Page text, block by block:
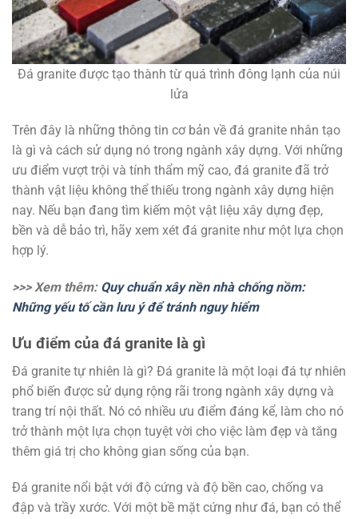
Đá granite được tạo thành từ quá trình đông lạnh của núi
lửa
Trên đây là những thông tin cơ bản về đá granite nhân tạo
là gì và cách sử dụng nó trong ngành xây dựng. Với những
ưu điểm vượt trội và tính thẩm mỹ cao, đá granite đã trở
thành vật liệu không thể thiếu trong ngành xây dựng hiện
nay. Nếu bạn đang tìm kiếm một vật liệu xây dựng đẹp,
bền và dễ bảo trì, hãy xem xét đá granite như một lựa chọn
hợp lý.
>>> Xem thêm: Quy chuẩn xây nền nhà chống nồm:
Những yếu tố cần lưu ý để tránh nguy hiểm
Ưu điểm của đá granite là gì
Đá granite tự nhiên là gì? Đá granite là một loại đá tự nhiên
phổ biến được sử dụng rộng rãi trong ngành xây dựng và
trang trí nội thất. Nó có nhiều ưu điểm đáng kể, làm cho nó
trở thành một lựa chọn tuyệt vời cho việc làm đẹp và tăng
thêm giá trị cho không gian sống của bạn.
Đá granite nổi bật với độ cứng và độ bền cao, chống va
đập và trầy xước. Với một bề mặt cứng như đá, bạn có thể